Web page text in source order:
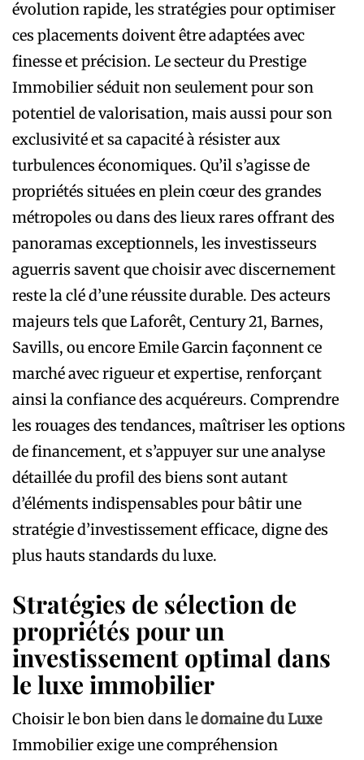
évolution rapide, les stratégies pour optimiser
ces placements doivent être adaptées avec
finesse et précision. Le secteur du Prestige
Immobilier séduit non seulement pour son
potentiel de valorisation, mais aussi pour son
exclusivité et sa capacité à résister aux
turbulences économiques. Qu’il s’agisse de
propriétés situées en plein cœur des grandes
métropoles ou dans des lieux rares offrant des
panoramas exceptionnels, les investisseurs
aguerris savent que choisir avec discernement
reste la clé d’une réussite durable. Des acteurs
majeurs tels que Laforêt, Century 21, Barnes,
Savills, ou encore Emile Garcin façonnent ce
marché avec rigueur et expertise, renforçant
ainsi la confiance des acquéreurs. Comprendre
les rouages des tendances, maîtriser les options
de financement, et s’appuyer sur une analyse
détaillée du profil des biens sont autant
d’éléments indispensables pour bâtir une
stratégie d’investissement efficace, digne des
plus hauts standards du luxe.
Stratégies de sélection de
propriétés pour un
investissement optimal dans
le luxe immobilier
Choisir le bon bien dans le domaine du Luxe
Immobilier exige une compréhension